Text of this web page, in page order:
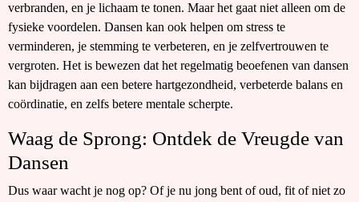
verbranden, en je lichaam te tonen. Maar het gaat niet alleen om de
fysieke voordelen. Dansen kan ook helpen om stress te
verminderen, je stemming te verbeteren, en je zelfvertrouwen te
vergroten. Het is bewezen dat het regelmatig beoefenen van dansen
kan bijdragen aan een betere hartgezondheid, verbeterde balans en
coördinatie, en zelfs betere mentale scherpte.
Waag de Sprong: Ontdek de Vreugde van
Dansen
Dus waar wacht je nog op? Of je nu jong bent of oud, fit of niet zo